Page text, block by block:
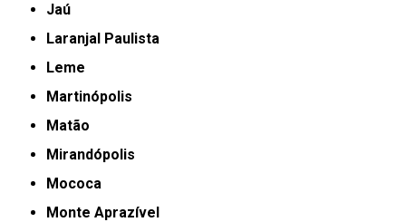
Jaú
Laranjal Paulista
Leme
Martinópolis
Matão
Mirandópolis
Mococa
Monte Aprazível